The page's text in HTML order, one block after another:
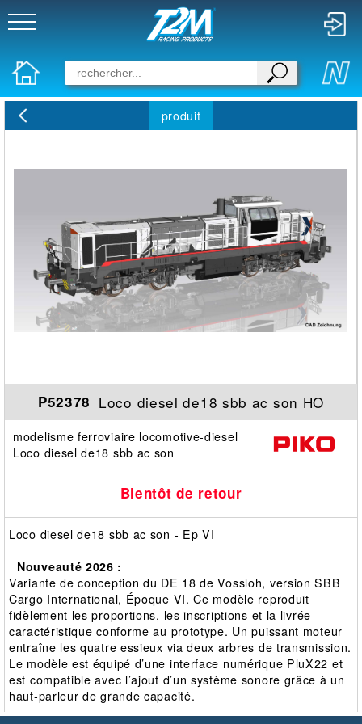
produit
P52378 Loco diesel de18 sbb ac son HO
modelisme ferroviaire locomotive-diesel
Loco diesel de18 sbb ac son
Bientôt de retour
Loco diesel de18 sbb ac son - Ep VI
Nouveauté 2026 :
Variante de conception du DE 18 de Vossloh, version SBB
Cargo International, Époque VI. Ce modèle reproduit
fidèlement les proportions, les inscriptions et la livrée
caractéristique conforme au prototype. Un puissant moteur
entraîne les quatre essieux via deux arbres de transmission.
Le modèle est équipé d’une interface numérique PluX22 et
est compatible avec l’ajout d’un système sonore grâce à un
haut-parleur de grande capacité.